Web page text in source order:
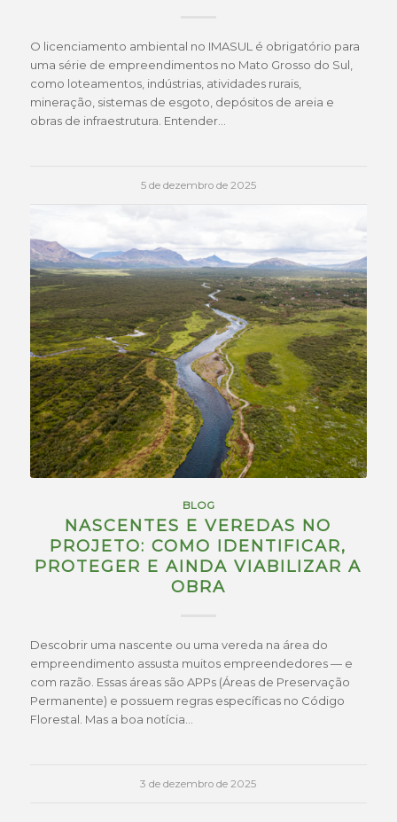
O licenciamento ambiental no IMASUL é obrigatório para
uma série de empreendimentos no Mato Grosso do Sul,
como loteamentos, indústrias, atividades rurais,
mineração, sistemas de esgoto, depósitos de areia e
obras de infraestrutura. Entender…
5 de dezembro de 2025
BLOG
NASCENTES E VEREDAS NO
PROJETO: COMO IDENTIFICAR,
PROTEGER E AINDA VIABILIZAR A
OBRA
Descobrir uma nascente ou uma vereda na área do
empreendimento assusta muitos empreendedores — e
com razão. Essas áreas são APPs (Áreas de Preservação
Permanente) e possuem regras específicas no Código
Florestal. Mas a boa notícia…
3 de dezembro de 2025